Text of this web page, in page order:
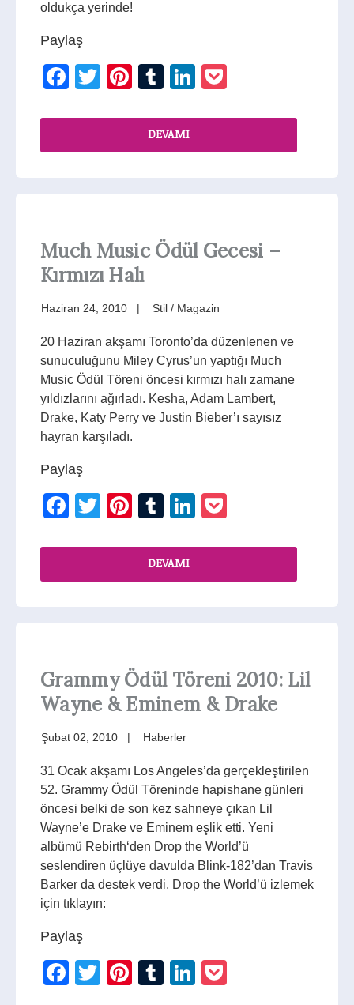
oldukça yerinde!
Paylaş
Facebook
TwitterPinterest
TumblrLinkedIn
DEVAMI
Much Music Ödül Gecesi –
Kırmızı Halı
Haziran 24, 2010 Stil / Magazin
20 Haziran akşamı Toronto’da düzenlenen ve
sunuculuğunu Miley Cyrus’un yaptığı Much
Music Ödül Töreni öncesi kırmızı halı zamane
yıldızlarını ağırladı. Kesha, Adam Lambert,
Drake, Katy Perry ve Justin Bieber’ı sayısız
hayran karşıladı.
Paylaş
Facebook
TwitterPinterest
TumblrLinkedIn
DEVAMI
Grammy Ödül Töreni 2010: Lil
Wayne & Eminem & Drake
Şubat 02, 2010 Haberler
31 Ocak akşamı Los Angeles’da gerçekleştirilen
52. Grammy Ödül Töreninde hapishane günleri
öncesi belki de son kez sahneye çıkan Lil
Wayne’e Drake ve Eminem eşlik etti. Yeni
albümü Rebirth‘den Drop the World’ü
seslendiren üçlüye davulda Blink-182’dan Travis
Barker da destek verdi. Drop the World’ü izlemek
için tıklayın:
Paylaş
Facebook
TwitterPinterest
TumblrLinkedIn